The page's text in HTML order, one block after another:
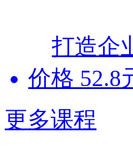
打造企
价格 52.8
更多课程